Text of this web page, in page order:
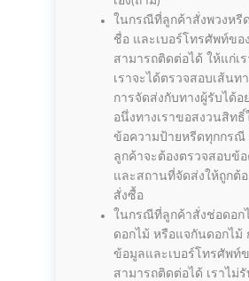
ในกรณีที่ลูกค้าสั่งพวงหรี
ชื่อ และเบอร์โทรศัพท์ขอ
สามารถติดต่อได้ ให้แก่เร
เราจะได้ตรวจสอบเส้นท
การจัดส่งกับทางผู้รับได้อ
อนึ่งทางเราขอสงวนสิทธิ์
ข้อความป้ายหรีดทุกกรณี
ลูกค้าจะต้องตรวจสอบข้
และสถานที่จัดส่งให้ถูกต้
สั่งซื้อ
ในกรณีที่ลูกค้าสั่งช่อดอก
ดอกไม้ หรือแจกันดอกไม้
ข้อมูลและเบอร์โทรศัพท์
สามารถติดต่อได้ เราไม่รั